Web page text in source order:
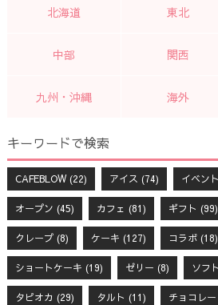
北海道 東北
中部 関西
九州・沖縄 海外
キーワードで検索
CAFEBLOW(22) アイス (74) イベント
オープン (45) カフェ (81) ギフト (99)
クレープ(8) ケーキ (127) コラボ(18)
ショートケーキ (19) ゼリー (8) ソフ
タピオカ (29) タルト (11) チョコレー